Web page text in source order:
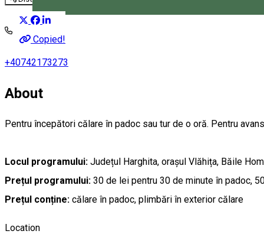
Magyar
Copied!
+40742173273
About
Pentru începători călare în padoc sau tur de o oră. Pentru
Locul programului: Județul Harghita, orașul Vlăhița, Băile
Prețul programului: 30 de lei pentru 30 de minute în padoc,
Prețul conține: călare în padoc, plimbări în exterior călare
Location